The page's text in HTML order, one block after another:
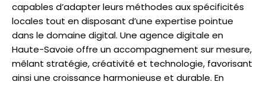
capables d’adapter leurs méthodes aux spécificités
locales tout en disposant d’une expertise pointue
dans le domaine digital. Une agence digitale en
Haute-Savoie offre un accompagnement sur mesure,
mêlant stratégie, créativité et technologie, favorisant
ainsi une croissance harmonieuse et durable. En